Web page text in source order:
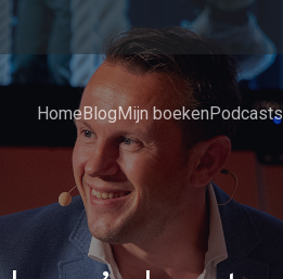
HomeBlogMijn boekenPodcasts